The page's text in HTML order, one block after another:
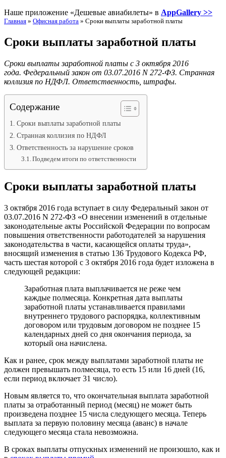
Наше приложение «Дешевые авиабилеты» в AppGallery >>
Главная » Офисная работа » Сроки выплаты заработной платы
Сроки выплаты заработной платы
Сроки выплаты заработной платы с 3 октября 2016
года. Федеральный закон от 03.07.2016 N 272-ФЗ. Странная
коллизия по НДФЛ. Ответственность, штрафы.
Содержание
Сроки выплаты заработной платы
Странная коллизия по НДФЛ
Ответственность за нарушение сроков
Подведем итоги по ответственности
Сроки выплаты заработной платы
3 октября 2016 года вступает в силу Федеральный закон от
03.07.2016 N 272-ФЗ «О внесении изменений в отдельные
законодательные акты Российской Федерации по вопросам
повышения ответственности работодателей за нарушения
законодательства в части, касающейся оплаты труда»,
вносящий изменения в статью 136 Трудового Кодекса РФ,
часть шестая которой с 3 октября 2016 года будет изложена в
следующей редакции:
Заработная плата выплачивается не реже чем
каждые полмесяца. Конкретная дата выплаты
заработной платы устанавливается правилами
внутреннего трудового распорядка, коллективным
договором или трудовым договором не позднее 15
календарных дней со дня окончания периода, за
который она начислена.
Как и ранее, срок между выплатами заработной платы не
должен превышать полмесяца, то есть 15 или 16 дней (16,
если период включает 31 число).
Новым является то, что окончательная выплата заработной
платы за отработанный период (месяц) не может быть
произведена позднее 15 числа следующего месяца. Теперь
выплата за первую половину месяца (аванс) в начале
следующего месяца стала невозможна.
В сроках выплаты отпускных изменений не произошло, как и